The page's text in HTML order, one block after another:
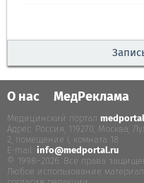
О нас МедРеклама
Медицинский портал
Адрес: Россия, 119270, Москва,
2, помещение I, комната 18
E-mail: info@medportal.ru
© 1998–2026. Все права
Любое использование